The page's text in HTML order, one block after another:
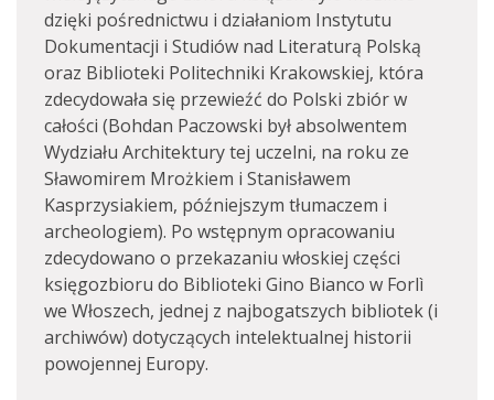
dzięki pośrednictwu i działaniom Instytutu
Dokumentacji i Studiów nad Literaturą Polską
oraz Biblioteki Politechniki Krakowskiej, która
zdecydowała się przewieźć do Polski zbiór w
całości (Bohdan Paczowski był absolwentem
Wydziału Architektury tej uczelni, na roku ze
Sławomirem Mrożkiem i Stanisławem
Kasprzysiakiem, późniejszym tłumaczem i
archeologiem). Po wstępnym opracowaniu
zdecydowano o przekazaniu włoskiej części
księgozbioru do Biblioteki Gino Bianco w Forlì
we Włoszech, jednej z najbogatszych bibliotek (i
archiwów) dotyczących intelektualnej historii
powojennej Europy.